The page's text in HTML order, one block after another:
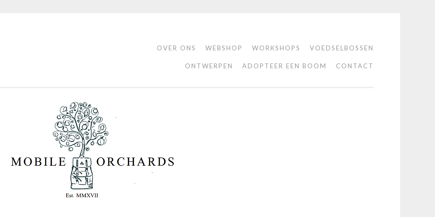
OVER ONS WEBSHOP WORKSHOPS VOEDSELBOSSEN
ONTWERPEN ADOPTEER EEN BOOM CONTACT